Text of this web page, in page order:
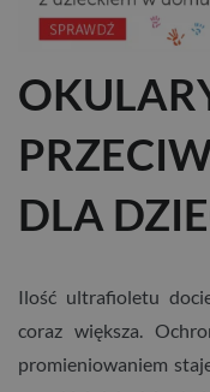
DLA
Ilość ultrafioletu
coraz większa.
promieniowaniem